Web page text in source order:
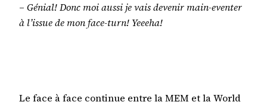
– Génial! Donc moi aussi je vais devenir main-eventer
à l’issue de mon face-turn! Yeeeha!
Le face à face continue entre la MEM et la World